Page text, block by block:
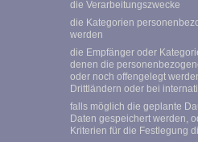
die Verarbeitungszwecke
die Kategorien
werden
die Empfänger oder
denen die
oder noch offengelegt
Drittländern oder bei
falls möglich die geplante
Daten gespeichert werden,
Kriterien für die Festlegung